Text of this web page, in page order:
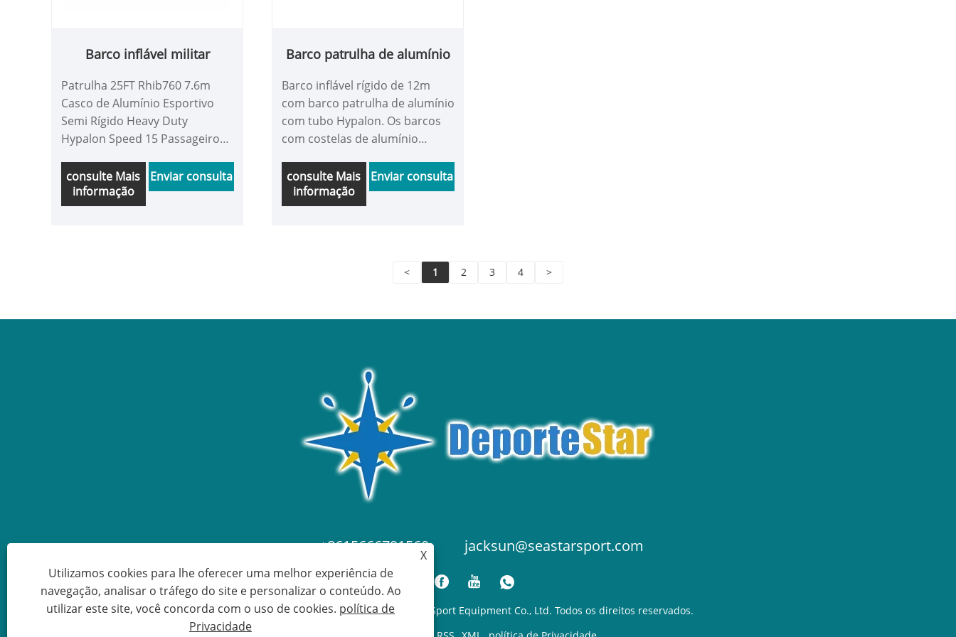
Barco inflável militar
Patrulha 25FT Rhib760 7.6m
Casco de Alumínio Esportivo
Semi Rígido Heavy Duty
Hypalon Speed ​​15 Passageiros
Os barcos com costelas de
alumínio Seastar são feitos de
casco de alumínio com PVC
patrulha governamental,
consulte Mais
informação
Enviar consulta
Barco patrulha de alumínio
Barco inflável rígido de 12m
com barco patrulha de alumínio
com tubo Hypalon. Os barcos
com costelas de alumínio
alumínio com hypalon inflável e
tubo ORCA. Alguns barcos de
costela obtiveram certificação
também adequado para alguns
não governamentais.
consulte Mais
informação
Enviar consulta
< 1 2 3 4 >
+8615666791560 jacksun@seastarsport.com
Copyright © 2025 Qingdao Seastar Sport Equipment Co., Ltd. Todos os direitos reservados.
X
Utilizamos cookies para lhe oferecer uma melhor experiência de
navegação, analisar o tráfego do site e personalizar o conteúdo. Ao
utilizar este site, você concorda com o uso de cookies. política de
Privacidade